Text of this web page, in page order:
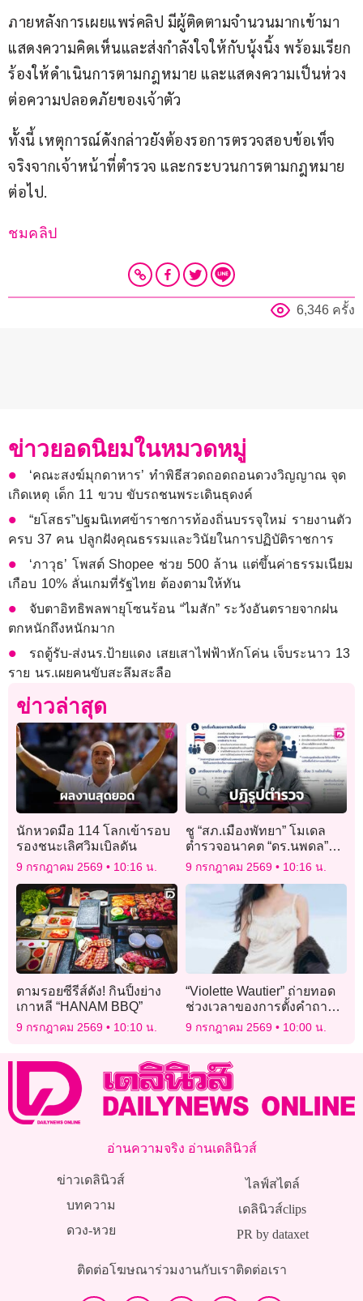
ภายหลังการเผยแพร่คลิป มีผู้ติดตามจำนวนมากเข้ามา
แสดงความคิดเห็นและส่งกำลังใจให้กับนุ้งนิ้ง พร้อมเรียก
ร้องให้ดำเนินการตามกฎหมาย และแสดงความเป็นห่วง
ต่อความปลอดภัยของเจ้าตัว
ทั้งนี้ เหตุการณ์ดังกล่าวยังต้องรอการตรวจสอบข้อเท็จ
จริงจากเจ้าหน้าที่ตำรวจ และกระบวนการตามกฎหมาย
ต่อไป.
ชมคลิป
6,346 ครั้ง
ข่าวยอดนิยมในหมวดหมู่
‘คณะสงฆ์มุกดาหาร’ ทำพิธีสวดถอดถอนดวงวิญญาณ จุด
เกิดเหตุ เด็ก 11 ขวบ ขับรถชนพระเดินธุดงค์
“ยโสธร”ปฐมนิเทศข้าราชการท้องถิ่นบรรจุใหม่ รายงานตัว
ครบ 37 คน ปลูกฝังคุณธรรมและวินัยในการปฏิบัติราชการ
‘ภาวุธ’ โพสต์ Shopee ช่วย 500 ล้าน แต่ขึ้นค่าธรรมเนียม
เกือบ 10% ลั่นเกมที่รัฐไทย ต้องตามให้ทัน
จับตาอิทธิพลพายุโซนร้อน “ไมสัก” ระวังอันตรายจากฝน
ตกหนักถึงหนักมาก
รถตู้รับ-ส่งนร.ป้ายแดง เสยเสาไฟฟ้าหักโค่น เจ็บระนาว 13
ราย นร.เผยคนขับสะลึมสะลือ
ข่าวล่าสุด
นักหวดมือ 114 โลกเข้ารอบ
รองชนะเลิศวิมเบิลดัน
9 กรกฎาคม 2569 10:16 น.
ชู “สภ.เมืองพัทยา” โมเดล
ตำรวจอนาคต “ดร.นพดล”
ดันใช้ AI พยากรณ์เหตุ คุม
ความปลอดภัยเมืองท่องเที่ยว
9 กรกฎาคม 2569 10:16 น.
ตามรอยซีรีส์ดัง! กินปิ้งย่าง
เกาหลี “HANAM BBQ”
9 กรกฎาคม 2569 10:10 น.
“Violette Wautier” ถ่ายทอด
ช่วงเวลาของการตั้งคำถาม
กับชีวิตว่า ‘ควรไปต่อหรือพอ
9 กรกฎาคม 2569 10:00 น.
อ่านความจริง อ่านเดลินิวส์
ข่าวเดลินิวส์
บทความ
ดวง-หวย
ไลฟ์สไตล์
เดลินิวส์clips
PR by dataxet
ติดต่อโฆษณาร่วมงานกับเราติดต่อเรา